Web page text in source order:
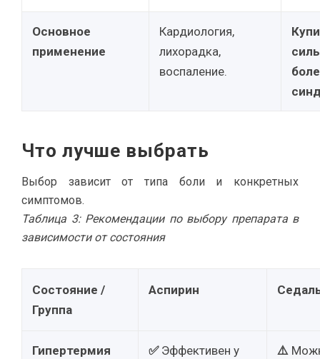
Основное
применение
Кардиология,
лихорадка,
воспаление.
Что лучше выбрать
Выбор зависит от типа боли и конкретных
симптомов.
Таблица 3: Рекомендации по выбору препарата в
зависимости от состояния
Состояние /
Группа
Аспирин
Гипертермия
✅Эффективен у
⚠️